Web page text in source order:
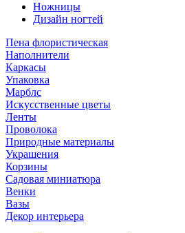
Ножницы
Дизайн ногтей
Пена флористическая
Наполнители
Каркасы
Упаковка
Марблс
Искусственные цветы
Ленты
Проволока
Природные материалы
Украшения
Корзины
Садовая миниатюра
Венки
Вазы
Декор интерьера